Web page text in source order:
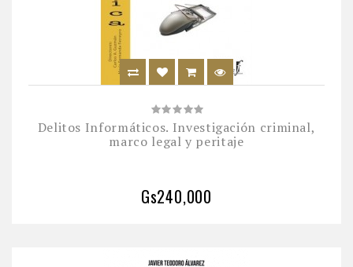
Delitos Informáticos. Investigación criminal,
marco legal y peritaje
Gs240,000